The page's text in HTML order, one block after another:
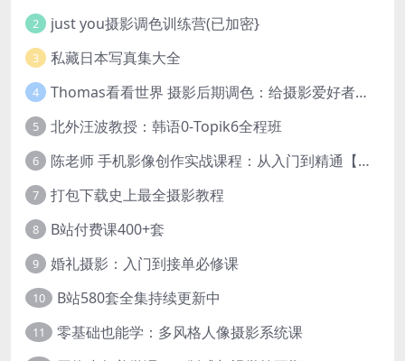
2 just you摄影调色训练营(已加密}
3 私藏日本写真集大全
4 Thomas看看世界 摄影后期调色：给摄影爱好者的色彩课 网盘下载
5 北外汪波教授：韩语0-Topik6全程班
6 陈老师 手机影像创作实战课程：从入门到精通【完结】
7 打包下载史上最全摄影教程
8 B站付费课400+套
9 婚礼摄影：入门到接单必修课
10 B站580套全集持续更新中
11 零基础也能学：多风格人像摄影系统课